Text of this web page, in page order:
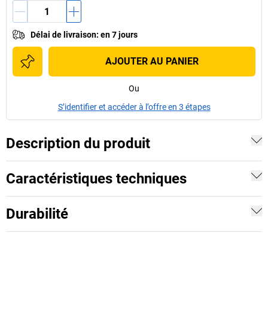
Délai de livraison: en 7 jours
AJOUTER AU PANIER
Ou
S’identifier et accéder à l’offre en 3 étapes
Description du produit
Caractéristiques techniques
Durabilité